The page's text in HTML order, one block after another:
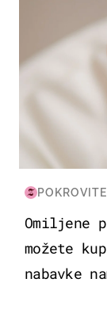
Omiljene
možete
nabavke